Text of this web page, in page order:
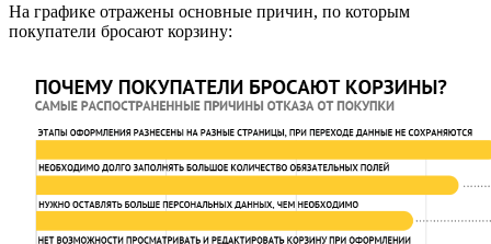
На графике отражены основные причин, по которым
покупатели бросают корзину: